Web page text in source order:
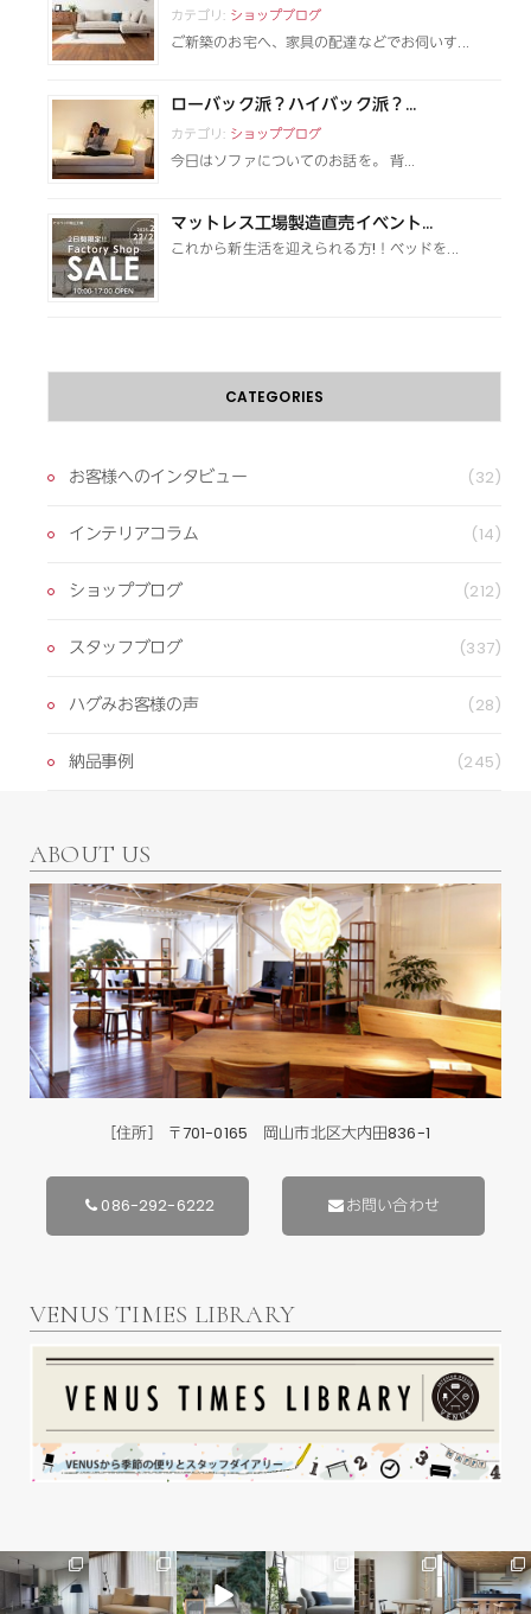
カテゴリ: ショップブログ
ご新築のお宅へ、家具の配達などでお伺いす...
ローバック派？ハイバック派？...
カテゴリ: ショップブログ
今日はソファについてのお話を。 背...
マットレス工場製造直売イベント...
これから新生活を迎えられる方!！ベッドを...
CATEGORIES
お客様へのインタビュー (32)
インテリアコラム (14)
ショップブログ (212)
スタッフブログ (337)
ハグみお客様の声 (28)
納品事例 (245)
ABOUT US
［住所］ 〒701-0165 岡山市北区大内田836-1
086-292-6222 お問い合わせ
VENUS TIMES LIBRARY